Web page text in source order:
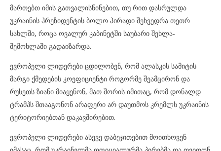
მართებთ იმის გათვალისწინებით, თუ რით დასრულდა
უკრაინის პრეზიდენტის ბოლო პირადი შეხვედრა თეთრ
სახლში, როცა ოვალურ კაბინეტში საუბარი შეხლა-
შემოხლაში გადაიზარდა.
ევროპელი ლიდერები ცდილობენ, რომ ალასკის სამიტის
მარგი ქმედების კოეფიციენტი როგორმე შეამცირონ და
რუსეთს ზიანი მიაყენონ, მათ შორის იმითაც, რომ დონალდ
ტრამპს შთააგონონ არაფერი არ დაუთმოს კრემლს უკრაინის
ტერიტორიებთან დაკავშირებით.
ევროპელი ლიდერები ასევე დაბეჯითებით მოითხოვენ